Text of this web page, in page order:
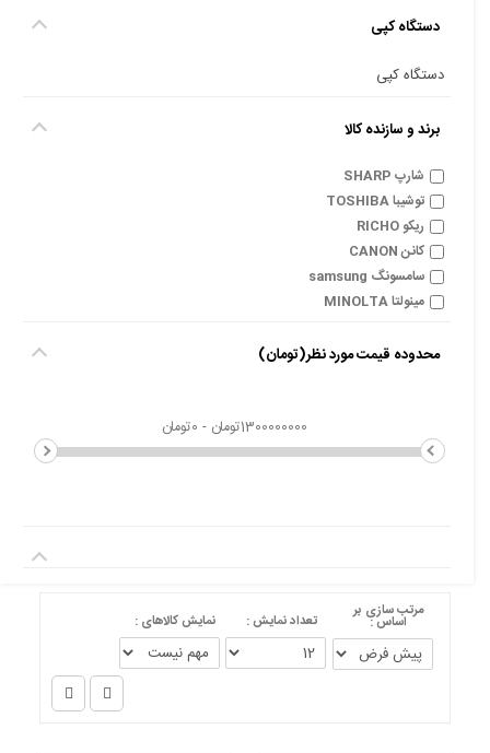
دستگاه کپی
دستگاه کپی
برند و سازنده کالا
شارپ SHARP
توشیبا TOSHIBA
ریکو RICHO
کانن CANON
سامسونگ samsung
مینولتا MINOLTA
محدوده قیمت مورد نظر(تومان)
مرتب سازی بر
اساس : تعداد نمایش : نمایش کالاهای :